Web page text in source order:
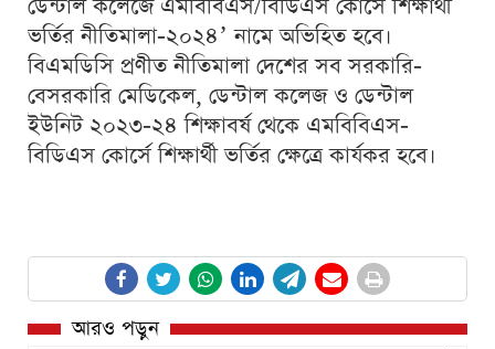
ডেন্টাল কলেজে এমবিবিএস/বিডিএস কোর্সে শিক্ষার্থী
ভর্তির নীতিমালা-২০২৪’ নামে অভিহিত হবে।
বিএমডিসি প্রণীত নীতিমালা দেশের সব সরকারি-
বেসরকারি মেডিকেল, ডেন্টাল কলেজ ও ডেন্টাল
ইউনিট ২০২৩-২৪ শিক্ষাবর্ষ থেকে এমবিবিএস-
বিডিএস কোর্সে শিক্ষার্থী ভর্তির ক্ষেত্রে কার্যকর হবে।
আরও পড়ুন